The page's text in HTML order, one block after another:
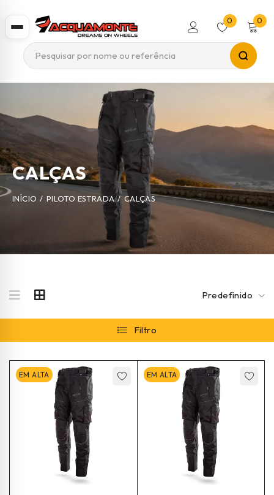
0 0
CALÇAS
INÍCIO / PILOTO ESTRADA / CALÇAS
Predefinido
Filtro
EM ALTA EM ALTA